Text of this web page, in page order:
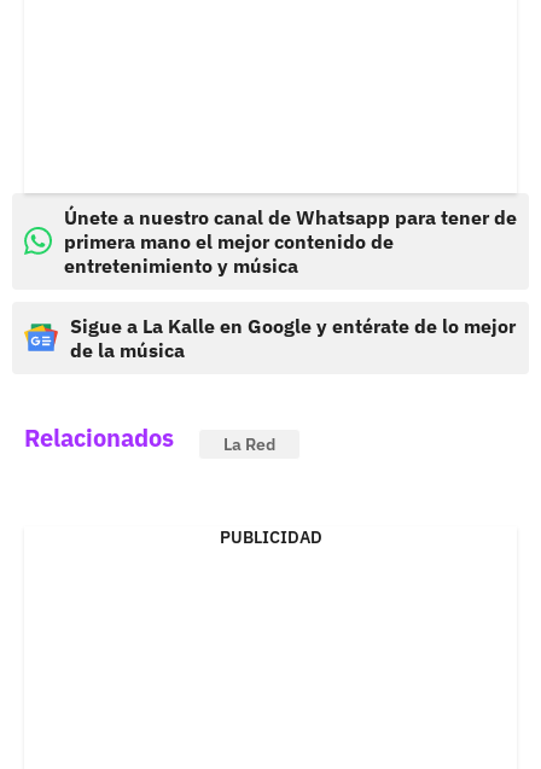
Únete a nuestro canal de Whatsapp para tener de
primera mano el mejor contenido de
entretenimiento y música
Sigue a La Kalle en Google y entérate de lo mejor
de la música
Relacionados La Red
PUBLICIDAD